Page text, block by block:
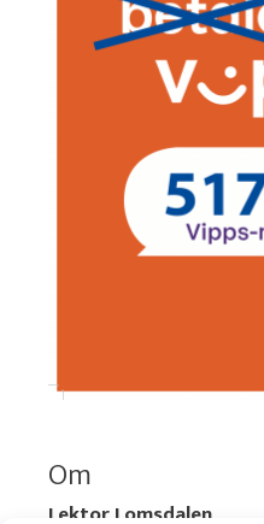
Om
Lektor Lomsdalen